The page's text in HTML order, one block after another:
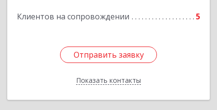
Клиентов на сопровождении 5
Отправить заявку
Показать контакты
Подробнее
Отправить заявку
Назад